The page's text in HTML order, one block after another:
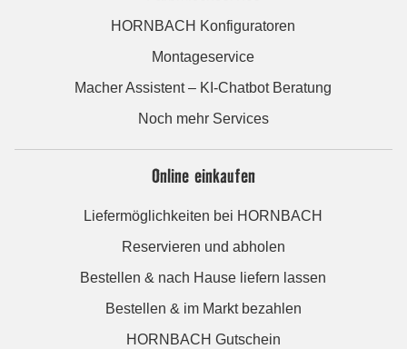
HORNBACH Konfiguratoren
Montageservice
Macher Assistent – KI-Chatbot Beratung
Noch mehr Services
Online einkaufen
Liefermöglichkeiten bei HORNBACH
Reservieren und abholen
Bestellen & nach Hause liefern lassen
Bestellen & im Markt bezahlen
HORNBACH Gutschein